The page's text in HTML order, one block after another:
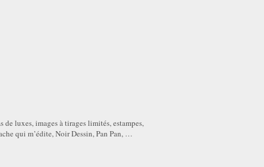
luxes, images à tirages limités, estampes,
qui m’édite, Noir Dessin, Pan Pan, …